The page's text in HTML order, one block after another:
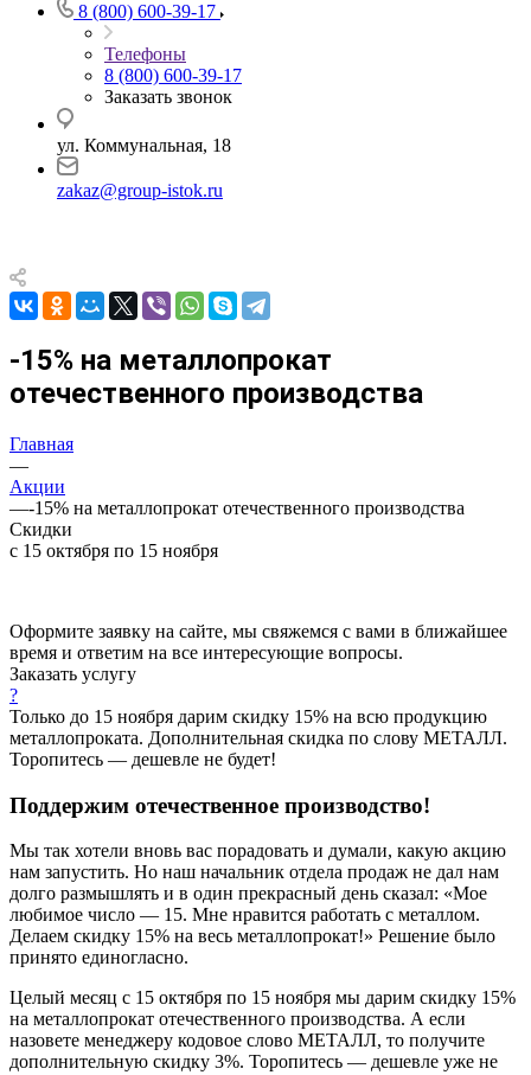
8 (800) 600-39-17
Телефоны
8 (800) 600-39-17
Заказать звонок
ул. Коммунальная, 18
zakaz@group-istok.ru
-15% на металлопрокат
отечественного производства
Главная
—
Акции
—-15% на металлопрокат отечественного производства
Скидки
с 15 октября по 15 ноября
Оформите заявку на сайте, мы свяжемся с вами в ближайшее
время и ответим на все интересующие вопросы.
Заказать услугу
?
Только до 15 ноября дарим скидку 15% на всю продукцию
металлопроката. Дополнительная скидка по слову МЕТАЛЛ.
Торопитесь — дешевле не будет!
Поддержим отечественное производство!
Мы так хотели вновь вас порадовать и думали, какую акцию
нам запустить. Но наш начальник отдела продаж не дал нам
долго размышлять и в один прекрасный день сказал: «Мое
любимое число — 15. Мне нравится работать с металлом.
Делаем скидку 15% на весь металлопрокат!» Решение было
принято единогласно.
Целый месяц с 15 октября по 15 ноября мы дарим скидку 15%
на металлопрокат отечественного производства. А если
назовете менеджеру кодовое слово МЕТАЛЛ, то получите
дополнительную скидку 3%. Торопитесь — дешевле уже не